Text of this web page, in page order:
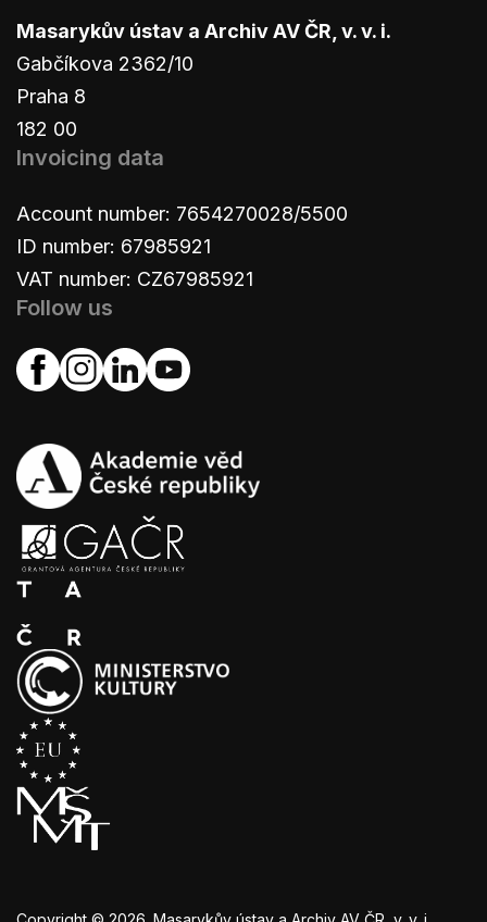
Masarykův ústav a Archiv AV ČR, v. v. i.
Gabčíkova 2362/10
Praha 8
182 00
Invoicing data
Account number: 7654270028/5500
ID number: 67985921
VAT number: CZ67985921
Follow us